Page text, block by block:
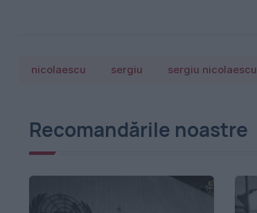
nicolaescu sergiu sergiu nicolaescu
Recomandările noastre